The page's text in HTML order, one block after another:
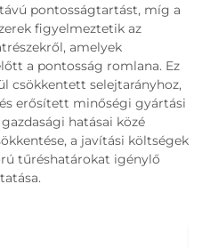
pontosságtartást, míg a
figyelmeztetik az
amelyek
a pontosság romlana. Ez
csökkentett selejtarányhoz,
erősített minőségi gyártási
hatásai közé
a javítási költségek
tűréshatárokat igénylő